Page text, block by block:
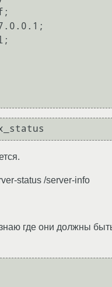
status /server-info
где они должны